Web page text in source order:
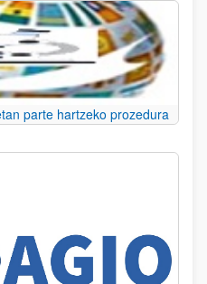
parte hartzeko prozedura